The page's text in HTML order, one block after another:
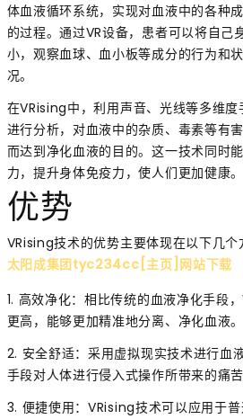
体血液循环系统，实现对血液中的各种
的过程。通过VR设备，患者可以将自己
小，观察血球、血小板等成分的行为和
况。
在VRising中，利用声音、光线等多维
进行分析，对血液中的杂质、毒素等有
而达到净化血液的目的。这一技术同时
力，提升身体免疫力，使人们更加健康。
优势
VRising技术的优势主要体现在以下几个
太阳成集团tyc234cc[主页]网站下载
1. 高效净化：相比传统的血液净化手段
更高，能够更加精准地分离、净化血液。
2. 安全舒适：采用虚拟现实技术进行血
手段对人体进行侵入式操作所带来的痛苦
3. 便捷使用：VRising技术可以应用于